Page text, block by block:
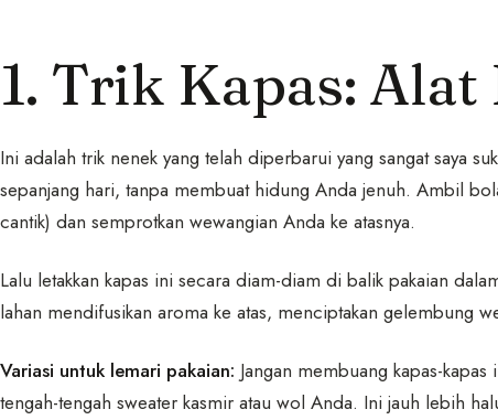
1. Trik Kapas:
Ini adalah trik nenek yang telah diperbarui yang sangat saya
sepanjang hari, tanpa membuat hidung Anda jenuh. Ambil
cantik) dan semprotkan wewangian Anda ke atasnya.
Lalu letakkan kapas ini secara diam-diam di balik pakaian
lahan mendifusikan aroma ke atas, menciptakan gelembung
Variasi untuk lemari pakaian: Jangan membuang kapas-
tengah-tengah sweater kasmir atau wol Anda. Ini jauh lebih